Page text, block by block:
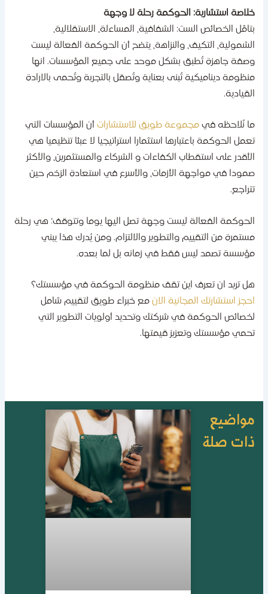
استشارية: الحوكمة رحلة لا وجهة
الخصائص الست: الشفافية، المساءلة، الاستقلالية،
التكيف، والنزاهة، يتضح أن الحوكمة الفعالة ليست
جاهزة تُطبق بشكل موحد على جميع المؤسسات. انها
ديناميكية تُبنى بعناية وتُصقل بالتجربة وتُحمى بالارادة
نُلاحظه في مجموعة طويق للاستشاراتأن المؤسسات التي
الحوكمة باعتبارها استثمارا استراتيجيا لا عبئا تنظيميا هي
على استقطاب الكفاءات و الشركاء والمستثمرين، والأكثر
في مواجهة الأزمات، والأسرع في استعادة الزخم حين
الفعالة ليست وجهة تصل اليها يوما وتتوقف؛ هي رحلة
من التقييم والتطوير والالتزام. ومن يُدرك هذا يبني
تصمد ليس فقط في زمانه بل لما بعده.
تريد ان تعرف اين تقف منظومة الحوكمة في مؤسستك؟
استشارتك المجانية الان مع خبراء طويق لتقييم شامل
الحوكمة في شركتك وتحديد أولويات التطوير التي
مؤسستك وتعزيز قيمتها.
صلة